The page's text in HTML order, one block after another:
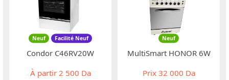
Neuf Facilité Neuf
Condor C46RV20W
À partir2 500 Da
Neuf
MultiSmart HONOR 6W
Prix32 000 Da